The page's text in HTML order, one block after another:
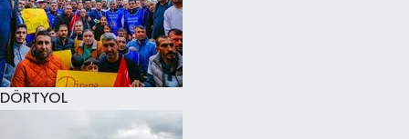
DÖRTYOL